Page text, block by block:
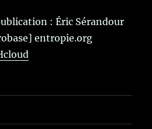
: Éric Sérandour
entropie.org